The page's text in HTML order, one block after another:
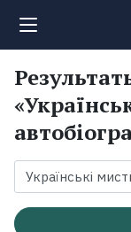
Поиск
Новости
Рейтинги